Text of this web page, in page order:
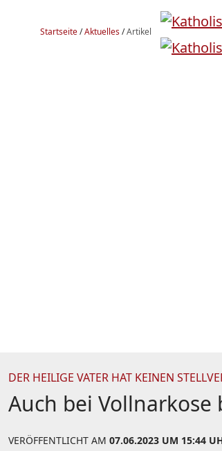
Startseite/Aktuelles/Artikel
DER HEILIGE VATER HAT KEINEN
Auch bei
VERÖFFENTLICHT AM 07.06.2023 UM 15:44